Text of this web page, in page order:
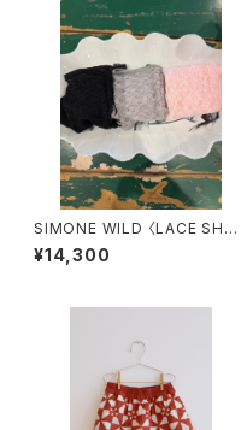
SIMONE WILD 〈LACE SHOR
T THONG SOCKS〉
¥14,300